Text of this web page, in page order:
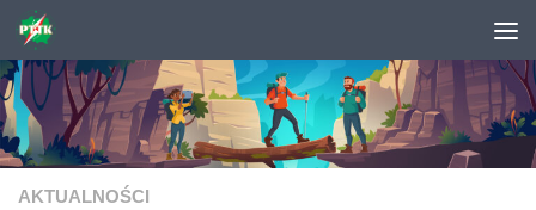
Skip to content
AKTUALNOŚCI